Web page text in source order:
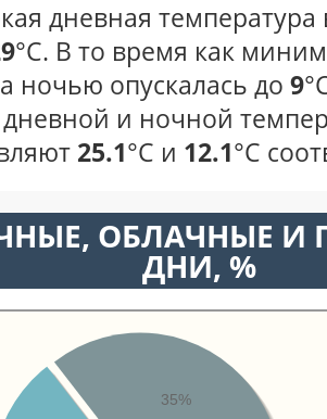
дневная
°С. В то время как
ночью опускалась до 9
дневной и ночной
25.1°С и 12.1°С
ОБЛАЧНЫЕ И
ДНИ, %
35%